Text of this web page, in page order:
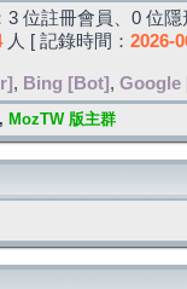
3 位註冊會員、0 位
人 [ 記錄時間： 2026-
, Bing [Bot] , Google
, MozTW 版主群